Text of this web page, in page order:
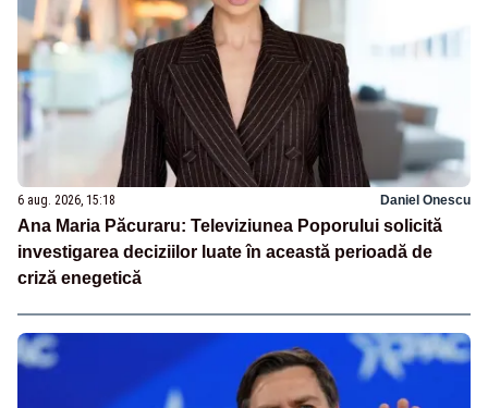
6 aug. 2026, 15:18 Daniel Onescu
Ana Maria Păcuraru: Televiziunea Poporului solicită
investigarea deciziilor luate în această perioadă de
criză enegetică